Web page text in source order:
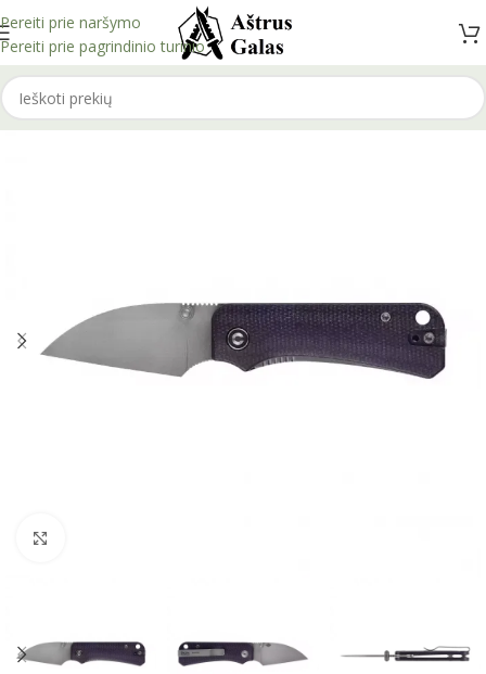
Pereiti prie naršymo
Pereiti prie pagrindinio turinio